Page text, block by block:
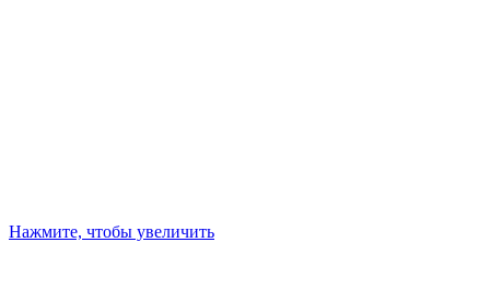
Нажмите, чтобы увеличить